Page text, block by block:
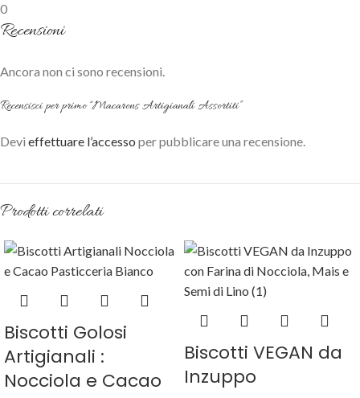
0
Recensioni
Ancora non ci sono recensioni.
Recensisci per primo “Macarons Artigianali Assortiti”
Devi effettuare l’accesso per pubblicare una recensione.
Prodotti correlati
Biscotti Golosi
Artigianali :
Nocciola e Cacao
Biscotti VEGAN da
Inzuppo